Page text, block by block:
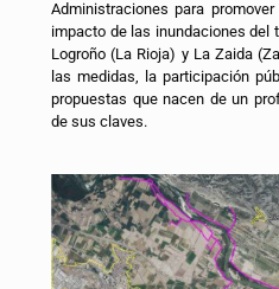
Administraciones para
impacto de las inundaciones del
Logroño (La Rioja) y La Zaida
las medidas, la participación
propuestas que nacen de un
de sus claves.